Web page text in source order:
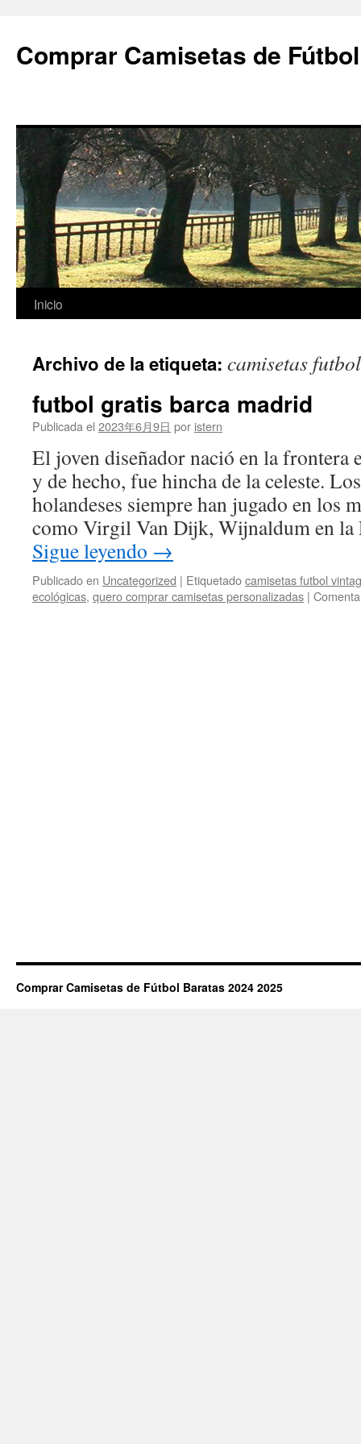
Comprar Camisetas de
Saltar
contenido
Inicio
Archivo de la etiqueta: camisetas
futbol gratis barca madrid
Publicada el 2023年6月9日 por istern
El joven diseñador nació en la frontera
y de hecho, fue hincha de la celeste.
holandeses siempre han jugado en los
como Virgil Van Dijk, Wijnaldum en
Sigue leyendo →
Publicado en Uncategorized | Etiquetadocamisetas futbol
ecológicas, quero comprar camisetas personalizadas |
Comprar Camisetas de Fútbol Baratas 2024 2025